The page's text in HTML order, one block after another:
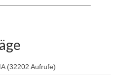
TLF 16/24 Tr
GW-G
(32202 Aufrufe)